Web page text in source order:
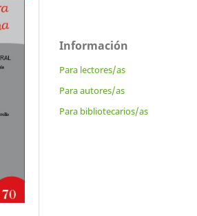
Información
Para lectores/as
Para autores/as
Para bibliotecarios/as